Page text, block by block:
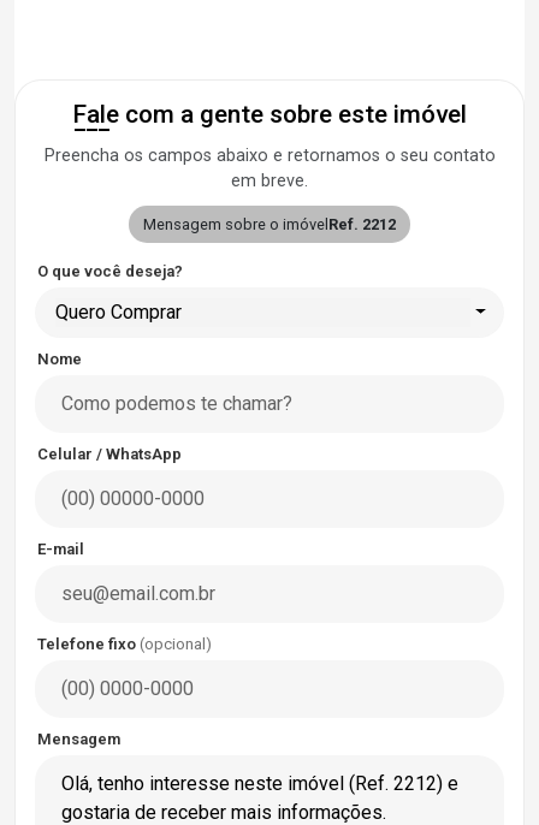
Fale com a gente sobre este imóvel
Preencha os campos abaixo e retornamos o seu contato
em breve.
Mensagem sobre o imóvelRef. 2212
O que você deseja?
Quero Comprar
Nome
Celular / WhatsApp
E-mail
Telefone fixo (opcional)
Mensagem